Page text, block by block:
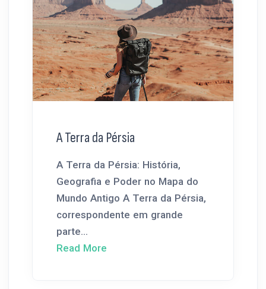
A Terra da Pérsia
A Terra da Pérsia: História,
Geografia e Poder no Mapa do
Mundo Antigo A Terra da Pérsia,
correspondente em grande
parte...
Read More